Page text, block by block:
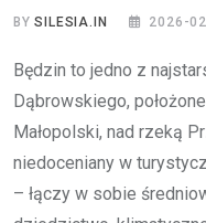
BYSILESIA.IN 2026-
Będzin to jedno z
Dąbrowskiego,
Małopolski, nad rzeką
niedoceniany w
– łączy w sobie